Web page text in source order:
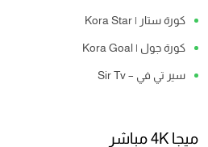
كورة ستار | Kora Star
كورة جول | Kora Goal
سير تي في – Sir Tv
ميجا 4K مباشر